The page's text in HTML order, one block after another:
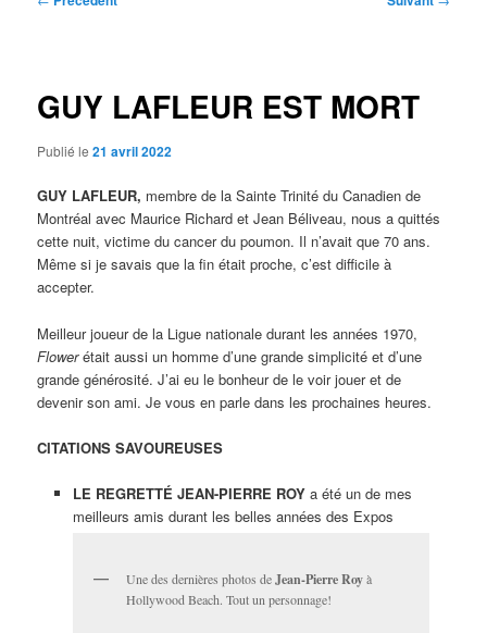
GUY LAFLEUR EST MORT
Publié le21 avril 2022
GUY LAFLEUR, membre de la Sainte Trinité du Canadien de
Montréal avec Maurice Richard et Jean Béliveau, nous a quittés
cette nuit, victime du cancer du poumon. Il n’avait que 70 ans.
Même si je savais que la fin était proche, c’est difficile à
accepter.
Meilleur joueur de la Ligue nationale durant les années 1970,
Flowerétait aussi un homme d’une grande simplicité et d’une
grande générosité. J’ai eu le bonheur de le voir jouer et de
devenir son ami. Je vous en parle dans les prochaines heures.
CITATIONS SAVOUREUSES
LE REGRETTÉ JEAN-PIERRE ROY a été un de mes
meilleurs amis durant les belles années des Expos
Une des dernières photos deJean-Pierre Royà
Hollywood Beach. Tout un personnage!